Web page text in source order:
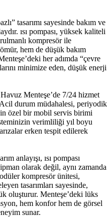
tasarımı sayesinde bakım ve
ısı pompası, yüksek kaliteli
kompresör ile
hem de düşük bakım
her adımda “çevre
minimize eden, düşük enerji
Menteşe’de 7/24 hizmet
durum müdahalesi, periyodik
özel bir mobil servis birimi
verimliliği yıl boyu
erken tespit edilerek
anlayışı, ısı pompası
olarak değil, aynı zamanda
kompresör ünitesi,
tasarımları sayesinde,
oluşturur. Menteşe’deki lüks
hem konfor hem de görsel
sunar.